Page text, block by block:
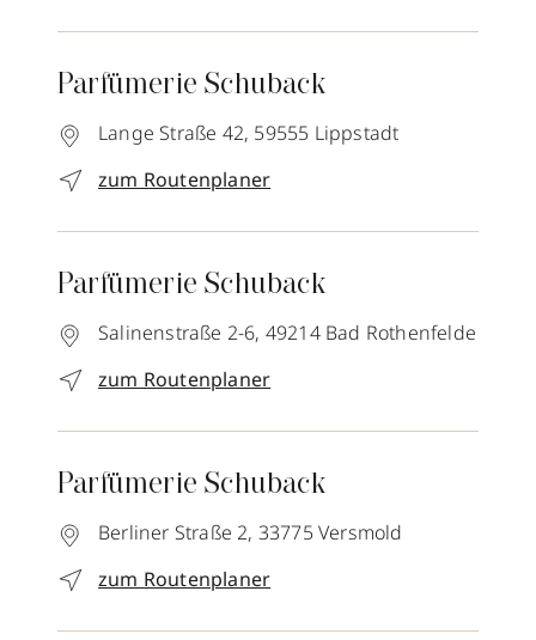
Parfümerie Schuback
Lange Straße 42, 59555 Lippstadt
zum Routenplaner
Parfümerie Schuback
Salinenstraße 2-6, 49214 Bad Rothenfelde
zum Routenplaner
Parfümerie Schuback
Berliner Straße 2, 33775Versmold
zum Routenplaner